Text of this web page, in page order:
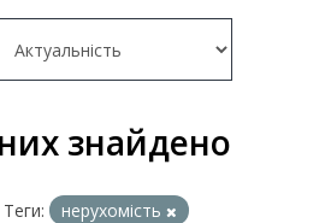
знайдено
Теги:
нерухомість